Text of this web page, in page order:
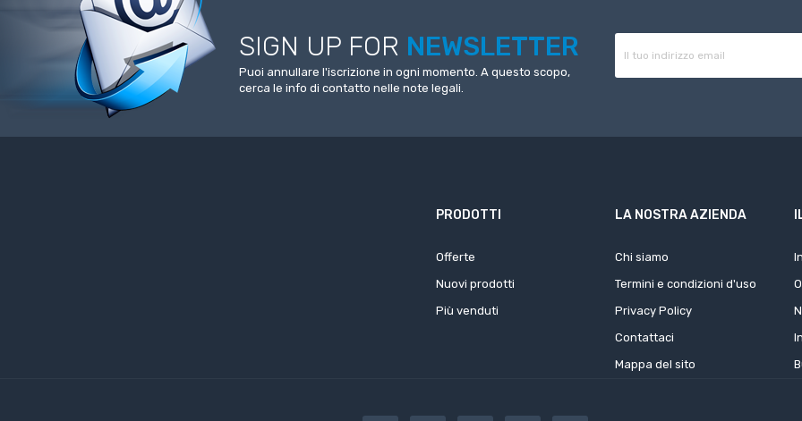
SIGN UP FOR NEWSLETTER
Puoi annullare l'iscrizione in ogni momento. A questo scopo,
cerca le info di contatto nelle note legali.
PRODOTTI
Offerte
Nuovi prodotti
Più venduti
LA NOSTRA AZIENDA
Chi siamo
Termini e condizioni d'uso
Privacy Policy
Contattaci
Mappa del sito